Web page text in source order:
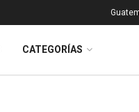
CATEGORÍAS